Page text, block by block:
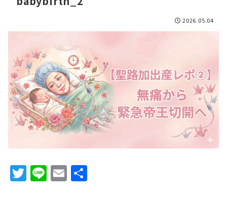
2026.05.04
T Li E